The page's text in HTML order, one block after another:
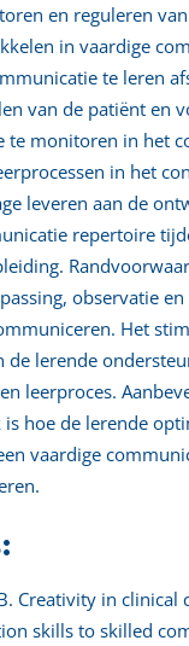
en reguleren
in vaardige
te leren
van de patiënt en
te monitoren in het
in het
leveren aan de
repertoire
observatie
Het
de lerende
leerproces.
hoe de lerende
vaardige
Creativity in clinical
skills to skilled